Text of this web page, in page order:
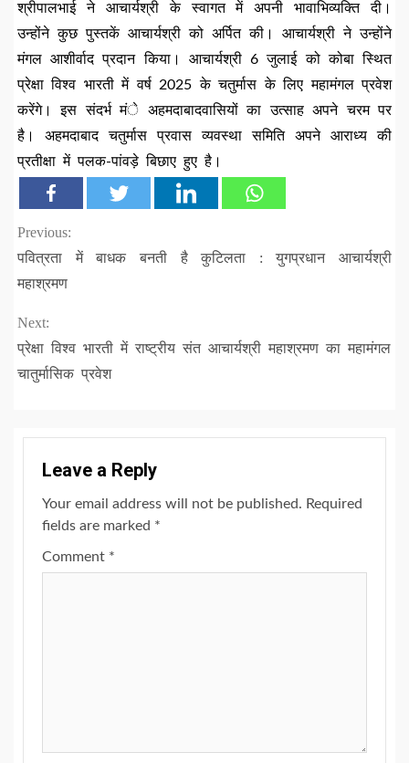
श्रीपालभाई ने आचार्यश्री के स्वागत में अपनी भावाभिव्यक्ति दी।
उन्होंने कुछ पुस्तकें आचार्यश्री को अर्पित की। आचार्यश्री ने उन्होंने
मंगल आशीर्वाद प्रदान किया। आचार्यश्री 6 जुलाई को कोबा स्थित
प्रेक्षा विश्व भारती में वर्ष 2025 के चतुर्मास के लिए महामंगल प्रवेश
करेंगे। इस संदर्भ मंे अहमदाबादवासियों का उत्साह अपने चरम पर
है। अहमदाबाद चतुर्मास प्रवास व्यवस्था समिति अपने आराध्य की
प्रतीक्षा में पलक-पांवड़े बिछाए हुए है।
Continue
Reading
Previous:
पवित्रता में बाधक बनती है कुटिलता : युगप्रधान आचार्यश्री
महाश्रमण
Next:
प्रेक्षा विश्व भारती में राष्ट्रीय संत आचार्यश्री महाश्रमण का महामंगल
चातुर्मासिक प्रवेश
Leave a Reply
Your email address will not be published. Required
fields are marked *
Comment *